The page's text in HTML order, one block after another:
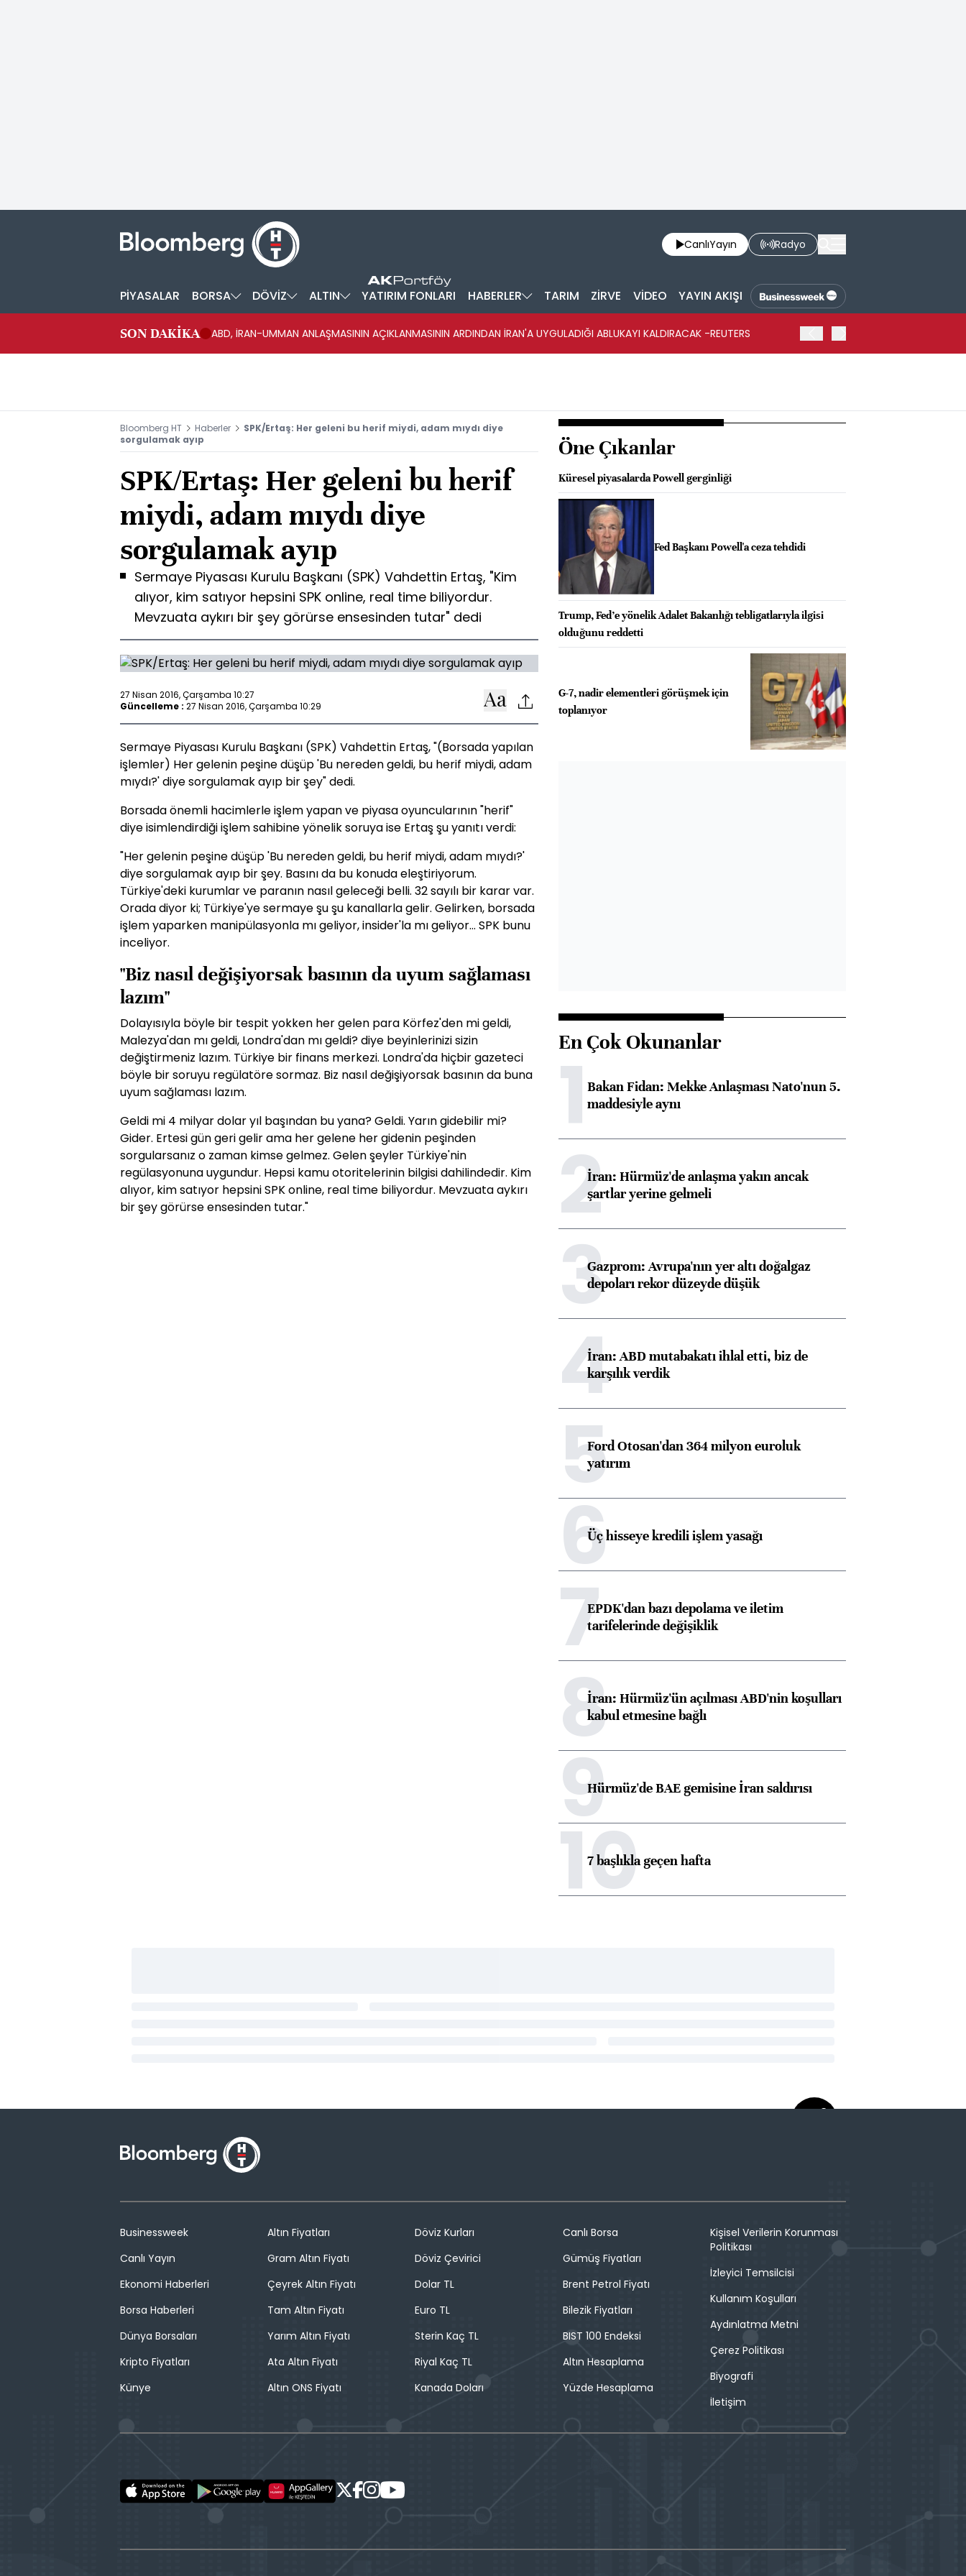
CanlıYayın Radyo
PİYASALAR BORSA DÖVİZ ALTIN YATIRIM FONLARI HABERLER TARIM ZİRVE VİDEO YAYIN AKIŞI
SON DAKİKA ABD, İRAN-UMMAN ANLAŞMASININ AÇIKLANMASININ ARDINDAN İRAN'A UYGULADIĞI ABLUKAYI KALDIRACAK -REUTERS
Bloomberg HT Haberler
SPK/Ertaş: Her geleni bu herif miydi, adam mıydı diye
sorgulamak ayıp
SPK/Ertaş: Her geleni bu herif
miydi, adam mıydı diye
sorgulamak ayıp
Sermaye Piyasası Kurulu Başkanı (SPK) Vahdettin Ertaş, "Kim
alıyor, kim satıyor hepsini SPK online, real time biliyordur.
Mevzuata aykırı bir şey görürse ensesinden tutar" dedi
27 Nisan 2016, Çarşamba 10:27
Güncelleme : 27 Nisan 2016, Çarşamba 10:29
Sermaye Piyasası Kurulu Başkanı (SPK) Vahdettin Ertaş, "(Borsada yapılan
işlemler) Her gelenin peşine düşüp 'Bu nereden geldi, bu herif miydi, adam
mıydı?' diye sorgulamak ayıp bir şey" dedi.
Borsada önemli hacimlerle işlem yapan ve piyasa oyuncularının "herif"
diye isimlendirdiği işlem sahibine yönelik soruya ise Ertaş şu yanıtı verdi:
"Her gelenin peşine düşüp 'Bu nereden geldi, bu herif miydi, adam mıydı?'
diye sorgulamak ayıp bir şey. Basını da bu konuda eleştiriyorum.
Türkiye'deki kurumlar ve paranın nasıl geleceği belli. 32 sayılı bir karar var.
Orada diyor ki; Türkiye'ye sermaye şu şu kanallarla gelir. Gelirken, borsada
işlem yaparken manipülasyonla mı geliyor, insider'la mı geliyor… SPK bunu
inceliyor.
"Biz nasıl değişiyorsak basının da uyum sağlaması
lazım"
Dolayısıyla böyle bir tespit yokken her gelen para Körfez'den mi geldi,
Malezya'dan mı geldi, Londra'dan mı geldi? diye beyinlerinizi sizin
değiştirmeniz lazım. Türkiye bir finans merkezi. Londra'da hiçbir gazeteci
böyle bir soruyu regülatöre sormaz. Biz nasıl değişiyorsak basının da buna
uyum sağlaması lazım.
Geldi mi 4 milyar dolar yıl başından bu yana? Geldi. Yarın gidebilir mi?
Gider. Ertesi gün geri gelir ama her gelene her gidenin peşinden
sorgularsanız o zaman kimse gelmez. Gelen şeyler Türkiye'nin
regülasyonuna uygundur. Hepsi kamu otoritelerinin bilgisi dahilindedir. Kim
alıyor, kim satıyor hepsini SPK online, real time biliyordur. Mevzuata aykırı
bir şey görürse ensesinden tutar."
Öne Çıkanlar
Küresel piyasalarda Powell gerginliği
Fed Başkanı Powell'a ceza tehdidi
Trump, Fed’e yönelik Adalet Bakanlığı tebligatlarıyla ilgisi
olduğunu reddetti
G-7, nadir elementleri görüşmek için
toplanıyor
En Çok Okunanlar
1Bakan Fidan: Mekke Anlaşması Nato'nun 5.
maddesiyle aynı
2İran: Hürmüz'de anlaşma yakın ancak
şartlar yerine gelmeli
3Gazprom: Avrupa'nın yer altı doğalgaz
depoları rekor düzeyde düşük
4İran: ABD mutabakatı ihlal etti, biz de
karşılık verdik
5Ford Otosan'dan 364 milyon euroluk
yatırım
6Üç hisseye kredili işlem yasağı
7EPDK'dan bazı depolama ve iletim
tarifelerinde değişiklik
8İran: Hürmüz'ün açılması ABD'nin koşulları
kabul etmesine bağlı
9Hürmüz'de BAE gemisine İran saldırısı
10
7 başlıkla geçen hafta
Businessweek
Canlı Yayın
Ekonomi Haberleri
Borsa Haberleri
Dünya Borsaları
Kripto Fiyatları
Künye
Altın Fiyatları
Gram Altın Fiyatı
Çeyrek Altın Fiyatı
Tam Altın Fiyatı
Yarım Altın Fiyatı
Ata Altın Fiyatı
Altın ONS Fiyatı
Döviz Kurları
Döviz Çevirici
Dolar TL
Euro TL
Sterin Kaç TL
Riyal Kaç TL
Kanada Doları
Canlı Borsa
Gümüş Fiyatları
Brent Petrol Fiyatı
Bilezik Fiyatları
BIST 100 Endeksi
Altın Hesaplama
Yüzde Hesaplama
Kişisel Verilerin Korunması
Politikası
İzleyici Temsilcisi
Kullanım Koşulları
Aydınlatma Metni
Çerez Politikası
Biyografi
İletişim